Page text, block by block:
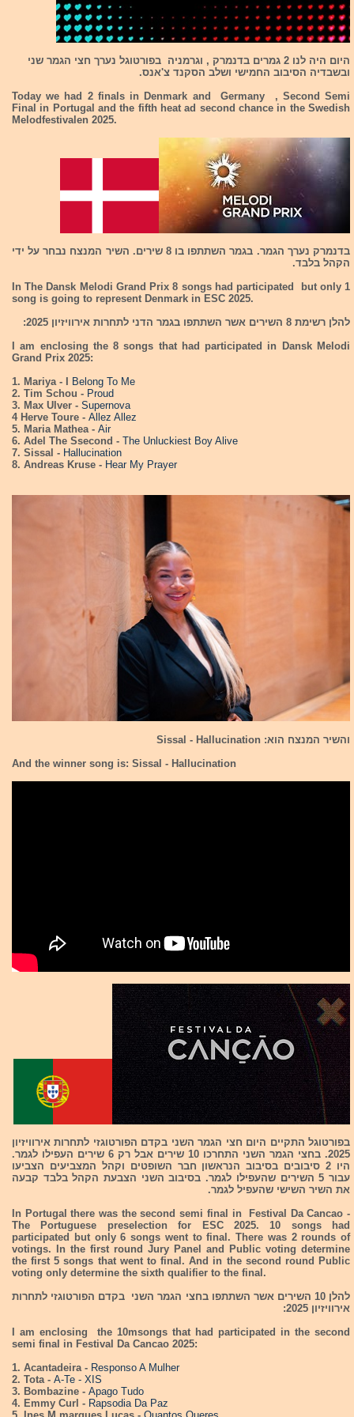
היום היה לנו 2 גמרים בדנמרק , וגרמניה בפורטוגל נערך חצי הגמר שני
ובשבדיה הסיבוב החמישי ושלב הסקנד צ'אנס.
Today we had 2 finals in Denmark and Germany , Second Semi
Final in Portugal and the fifth heat ad second chance in the Swedish
Melodfestivalen 2025.
בדנמרק נערך הגמר. בגמר השתתפו בו 8 שירים. השיר המנצח נבחר על ידי
הקהל בלבד.
In The Dansk Melodi Grand Prix 8 songs had participated but only 1
song is going to represent Denmark in ESC 2025.
להלן רשימת 8 השירים אשר השתתפו בגמר הדני לתחרות אירוויזיון 2025:
I am enclosing the 8 songs that had participated in Dansk Melodi
Grand Prix 2025:
1. Mariya - I
Belong To Me
2. Tim Schou - Proud
3. Max Ulver - Supernova
4 Herve Toure - Allez Allez
5. Maria Mathea - Air
6. Adel The Ssecond - The Unluckiest Boy Alive
7. Sissal - Hallucination
8. Andreas Kruse - Hear My Prayer
והשיר המנצח הוא: Sissal - Hallucination
And the winner song is: Sissal - Hallucination
בפורטוגל התקיים היום חצי הגמר השני בקדם הפורטוגזי לתחרות אירוויזיון
2025. בחצי הגמר השני התחרכו 10 שירים אבל רק 6 שירים העפילו לגמר.
היו 2 סיבובים בסיבוב הנראשון חבר השופטים וקהל המצביעים הצביעו
עבור 5 השירים שהעפילו לגמר. בסיבוב השני הצבעת הקהל בלבד קבעה
את השיר השישי שהעפיל לגמר.
In Portugal there was the second semi final in Festival Da Cancao -
The Portuguese preselection for ESC 2025. 10 songs had
participated but only 6 songs went to final. There was 2 rounds of
votings. In the first round Jury Panel and Public voting determine
the first 5 songs that went to final. And in the second round Public
voting only determine the sixth qualifier to the final.
להלן 10 השירים אשר השתתפו בחצי הגמר השני בקדם הפורטוגזי לתחרות
אירוויזיון 2025:
I am enclosing the 10msongs that had participated in the second
semi final in Festival Da Cancao 2025:
1. Acantadeira - Responso A Mulher
2. Tota - A-Te - XIS
3. Bombazine - Apago Tudo
4. Emmy Curl - Rapsodia Da Paz